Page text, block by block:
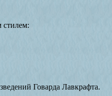
стилем:
Говарда Лавкрафта.